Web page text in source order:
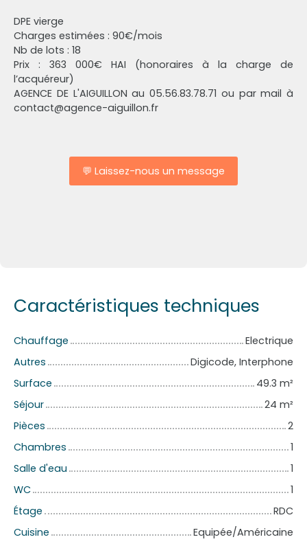
DPE vierge
Charges estimées : 90€/mois
Nb de lots : 18
Prix : 363 000€ HAI (honoraires à la charge de
l’acquéreur)
AGENCE DE L'AIGUILLON au 05.56.83.78.71 ou par mail à
contact@agence-aiguillon.fr
💬 Laissez-nous un message
Caractéristiques techniques
Chauffage
Electrique
Autres
Digicode, Interphone
Surface
49.3 m²
Séjour
24 m²
Pièces
2
Chambres
1
Salle d'eau
1
WC
1
Étage
RDC
Cuisine
Equipée/Américaine